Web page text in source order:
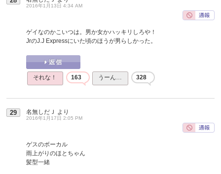
2016年1月13日 4:34 AM
ゲイなのかこいつは。男か女かハッキリしろや！
JrのJ.J Expressにいた頃のほうが男らしかった。
それな！ 163 うーん… 328
29 名無しだＪ より
2016年1月17日 2:05 PM
ゲスのボーカル
雨上がりのほとちゃん
髪型一緒